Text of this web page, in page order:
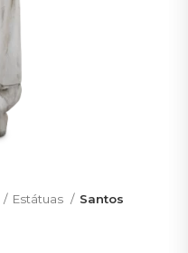
Estátuas Santos